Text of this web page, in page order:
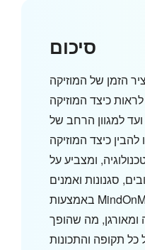
סיכום
הזמן של המוזיקה
כיצד המוזיקה
למגוון הרחב של
להבין כיצד המוזיקה
ומצביע על
באמצעות MindOnMap, אתה יכול לגרום לציר
ומאורגן, מה שהופך
תקופה והתכונות